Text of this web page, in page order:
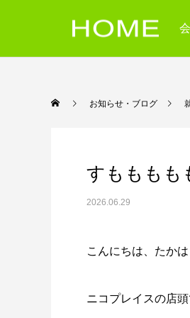
お知らせ・ブログ
すもももも
2026.06.29
こんにちは、たか
ニコプレイスの店